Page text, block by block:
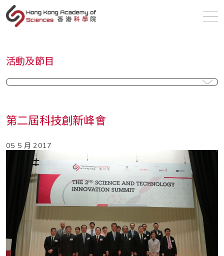
活動及節目
第二屆科技創新峰會
05 5 月 2017